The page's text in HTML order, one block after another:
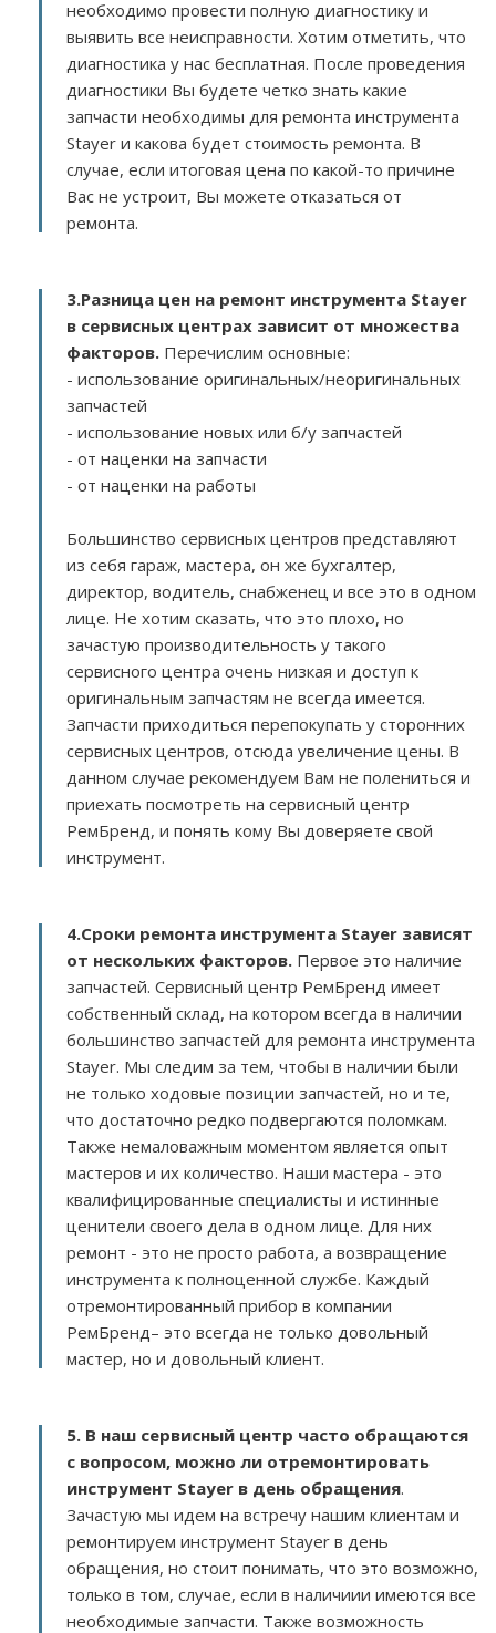
необходимо провести полную диагностику и
выявить все неисправности. Хотим отметить, что
диагностика у нас бесплатная. После проведения
диагностики Вы будете четко знать какие
запчасти необходимы для ремонта инструмента
Stayer и какова будет стоимость ремонта. В
случае, если итоговая цена по какой-то причине
Вас не устроит, Вы можете отказаться от
ремонта.
3.Разница цен на ремонт инструмента Stayer
в сервисных центрах зависит от множества
факторов. Перечислим основные:
- использование оригинальных/неоригинальных
запчастей
- использование новых или б/у запчастей
- от наценки на запчасти
- от наценки на работы
Большинство сервисных центров представляют
из себя гараж, мастера, он же бухгалтер,
директор, водитель, снабженец и все это в одном
лице. Не хотим сказать, что это плохо, но
зачастую производительность у такого
сервисного центра очень низкая и доступ к
оригинальным запчастям не всегда имеется.
Запчасти приходиться перепокупать у сторонних
сервисных центров, отсюда увеличение цены. В
данном случае рекомендуем Вам не полениться и
приехать посмотреть на сервисный центр
РемБренд, и понять кому Вы доверяете свой
инструмент.
4.Сроки ремонта инструмента Stayer зависят
от нескольких факторов. Первое это наличие
запчастей. Сервисный центр РемБренд имеет
собственный склад, на котором всегда в наличии
большинство запчастей для ремонта инструмента
Stayer. Мы следим за тем, чтобы в наличии были
не только ходовые позиции запчастей, но и те,
что достаточно редко подвергаются поломкам.
Также немаловажным моментом является опыт
мастеров и их количество. Наши мастера - это
квалифицированные специалисты и истинные
ценители своего дела в одном лице. Для них
ремонт - это не просто работа, а возвращение
инструмента к полноценной службе. Каждый
отремонтированный прибор в компании
РемБренд– это всегда не только довольный
мастер, но и довольный клиент.
5. В наш сервисный центр часто обращаются
с вопросом, можно ли отремонтировать
инструмент Stayer в день обращения.
Зачастую мы идем на встречу нашим клиентам и
ремонтируем инструмент Stayer в день
обращения, но стоит понимать, что это возможно,
только в том, случае, если в наличиии имеются все
необходимые запчасти. Также возможность